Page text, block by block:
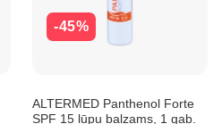
-45%
ALTERMED Panthenol Forte
SPF 15 lūpu balzams, 1 gab.